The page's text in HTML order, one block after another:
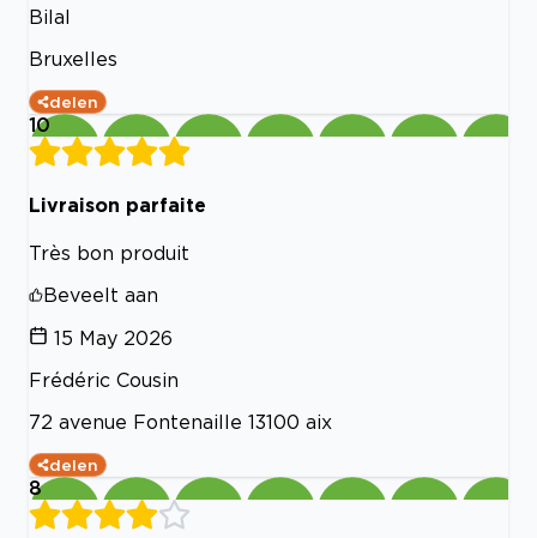
Bilal
Bruxelles
delen
10
Livraison parfaite
Très bon produit
Beveelt aan
15 May 2026
Frédéric Cousin
72 avenue Fontenaille 13100 aix
delen
8